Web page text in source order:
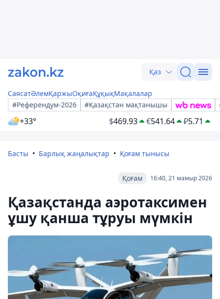
Қаз
СаясатӘлемҚаржыОқиғаҚұқықМақалалар
#Референдум-2026
#Қазақстан мақтанышы
+33° $469.93 €541.64 ₽5.71
Басты Барлық жаңалықтар Қоғам тынысы
16:40, 21 мамыр 2026
Қоғам
Қазақстанда аэротаксимен
ұшу қанша тұруы мүмкін